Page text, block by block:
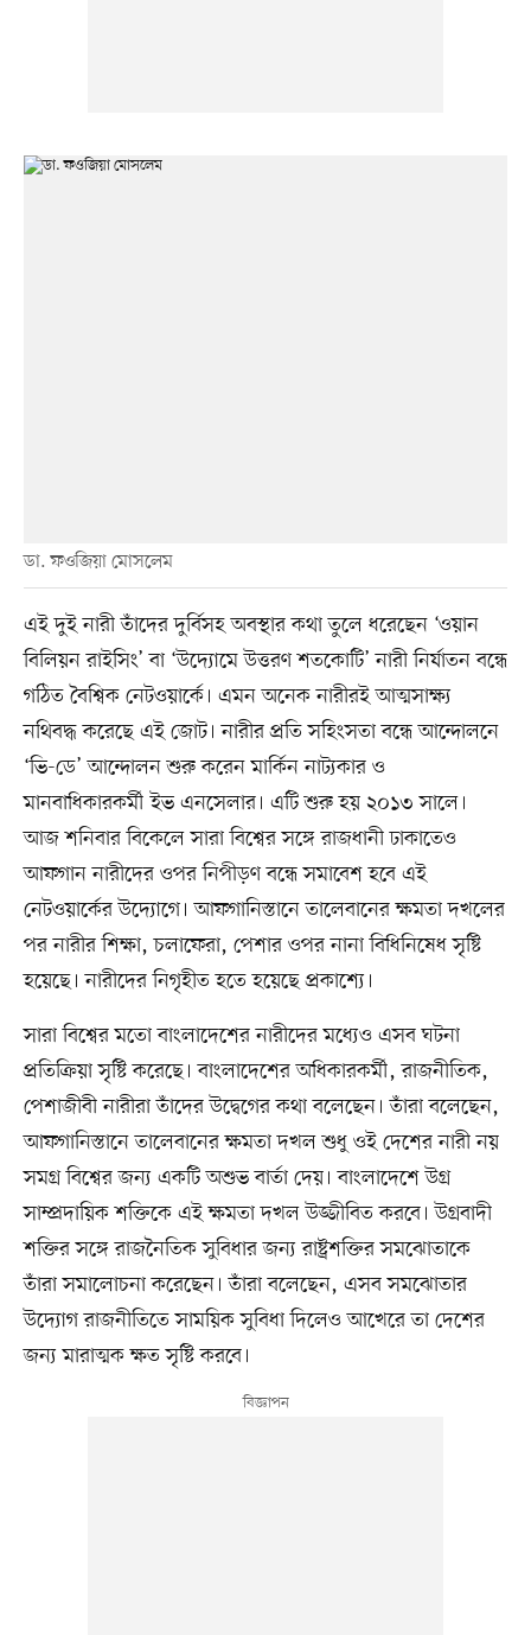
ডা. ফওজিয়া মোসলেম
এই দুই নারী তাঁদের দুর্বিসহ অবস্থার কথা তুলে ধরেছেন ‘ওয়ান
বিলিয়ন রাইসিং’ বা ‘উদ্যোমে উত্তরণ শতকোটি’ নারী নির্যাতন বন্ধে
গঠিত বৈশ্বিক নেটওয়ার্কে। এমন অনেক নারীরই আত্মসাক্ষ্য
নথিবদ্ধ করেছে এই জোট। নারীর প্রতি সহিংসতা বন্ধে আন্দোলনে
‘ভি-ডে’ আন্দোলন শুরু করেন মার্কিন নাট্যকার ও
মানবাধিকারকর্মী ইভ এনসেলার। এটি শুরু হয় ২০১৩ সালে।
আজ শনিবার বিকেলে সারা বিশ্বের সঙ্গে রাজধানী ঢাকাতেও
আফগান নারীদের ওপর নিপীড়ণ বন্ধে সমাবেশ হবে এই
নেটওয়ার্কের উদ্যোগে। আফগানিস্তানে তালেবানের ক্ষমতা দখলের
পর নারীর শিক্ষা, চলাফেরা, পেশার ওপর নানা বিধিনিষেধ সৃষ্টি
হয়েছে। নারীদের নিগৃহীত হতে হয়েছে প্রকাশ্যে।
সারা বিশ্বের মতো বাংলাদেশের নারীদের মধ্যেও এসব ঘটনা
প্রতিক্রিয়া সৃষ্টি করেছে। বাংলাদেশের অধিকারকর্মী, রাজনীতিক,
পেশাজীবী নারীরা তাঁদের উদ্বেগের কথা বলেছেন। তাঁরা বলেছেন,
আফগানিস্তানে তালেবানের ক্ষমতা দখল শুধু ওই দেশের নারী নয়
সমগ্র বিশ্বের জন্য একটি অশুভ বার্তা দেয়। বাংলাদেশে উগ্র
সাম্প্রদায়িক শক্তিকে এই ক্ষমতা দখল উজ্জীবিত করবে। উগ্রবাদী
শক্তির সঙ্গে রাজনৈতিক সুবিধার জন্য রাষ্ট্রশক্তির সমঝোতাকে
তাঁরা সমালোচনা করেছেন। তাঁরা বলেছেন, এসব সমঝোতার
উদ্যোগ রাজনীতিতে সাময়িক সুবিধা দিলেও আখেরে তা দেশের
জন্য মারাত্মক ক্ষত সৃষ্টি করবে।